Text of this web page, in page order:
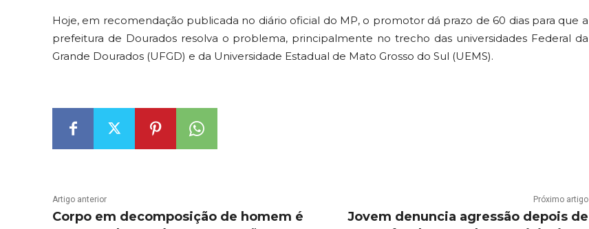
Hoje, em recomendação publicada no diário oficial do MP, o promotor dá prazo de 60 dias para que a
prefeitura de Dourados resolva o problema, principalmente no trecho das universidades Federal da
Grande Dourados (UFGD) e da Universidade Estadual de Mato Grosso do Sul (UEMS).
Artigo anterior
Corpo em decomposição de homem é
Próximo artigo
Jovem denuncia agressão depois de